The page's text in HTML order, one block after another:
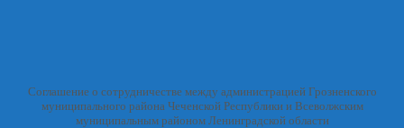
Соглашение о сотрудничестве между администрацией Грозненского
муниципального района Чеченской Республики и Всеволжским
муниципальным районом Ленинградской области